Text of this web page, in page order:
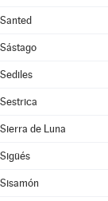
Santed
Sástago
Sediles
Sestrica
Sierra de Luna
Sigüés
Sisamón